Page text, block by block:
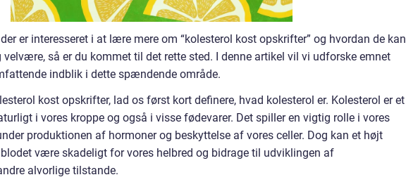
er interesseret i at lære mere om “kolesterol kost opskrifter” og hvordan de kan
velvære, så er du kommet til det rette sted. I denne artikel vil vi udforske emnet
indblik i dette spændende område.
kost opskrifter, lad os først kort definere, hvad kolesterol er. Kolesterol er et
i vores kroppe og også i visse fødevarer. Det spiller en vigtig rolle i vores
produktionen af hormoner og beskyttelse af vores celler. Dog kan et højt
være skadeligt for vores helbred og bidrage til udviklingen af
alvorlige tilstande.